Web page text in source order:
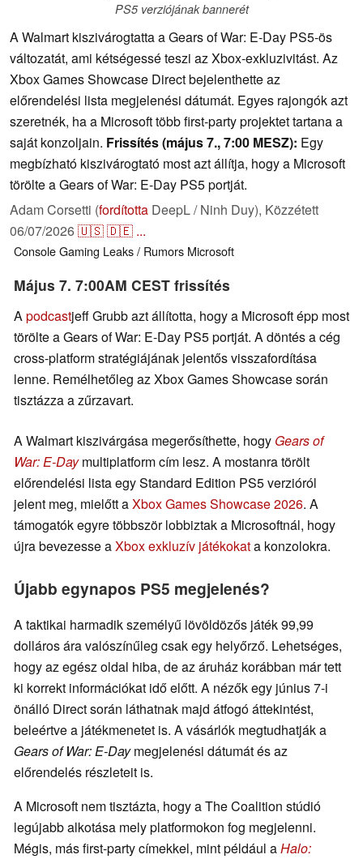
PS5 verziójának bannerét
A Walmart kiszivárogtatta a Gears of War: E-Day PS5-ös
változatát, ami kétségessé teszi az Xbox-exkluzivitást. Az
Xbox Games Showcase Direct bejelenthette az
előrendelési lista megjelenési dátumát. Egyes rajongók azt
szeretnék, ha a Microsoft több first-party projektet tartana a
saját konzoljain. Frissítés (május 7., 7:00 MESZ): Egy
megbízható kiszivárogtató most azt állítja, hogy a Microsoft
törölte a Gears of War: E-Day PS5 portját.
Adam Corsetti (fordította DeepL / Ninh Duy), Közzétett
06/07/2026🇺🇸🇩🇪 ...
ConsoleGaming Leaks / Rumors Microsoft
Május 7. 7:00AM CEST frissítés
Apodcastjeff Grubb azt állította, hogy a Microsoft épp most
törölte a Gears of War: E-Day PS5 portját. A döntés a cég
cross-platform stratégiájának jelentős visszafordítása
lenne. Remélhetőleg az Xbox Games Showcase során
tisztázza a zűrzavart.
A Walmart kiszivárgása megerősíthette, hogy Gears of
War: E-Daymultiplatform cím lesz. A mostanra törölt
előrendelési lista egy Standard Edition PS5 verzióról
jelent meg, mielőtt aXbox Games Showcase 2026. A
támogatók egyre többször lobbiztak a Microsoftnál, hogy
újra bevezesse aXbox exkluzív játékokata konzolokra.
Újabb egynapos PS5 megjelenés?
A taktikai harmadik személyű lövöldözős játék 99,99
dolláros ára valószínűleg csak egy helyőrző. Lehetséges,
hogy az egész oldal hiba, de az áruház korábban már tett
ki korrekt információkat idő előtt. A nézők egy június 7-i
önálló Direct során láthatnak majd átfogó áttekintést,
beleértve a játékmenetet is. A vásárlók megtudhatják a
Gears of War: E-Daymegjelenési dátumát és az
előrendelés részleteit is.
A Microsoft nem tisztázta, hogy a The Coalition stúdió
legújabb alkotása mely platformokon fog megjelenni.
Mégis, más first-party címekkel, mint például aHalo: